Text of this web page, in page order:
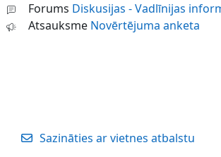
Forums Diskusijas - Vadlīnijas
Atsauksme Novērtējuma anketa
Sazināties ar vietnes atbalstu